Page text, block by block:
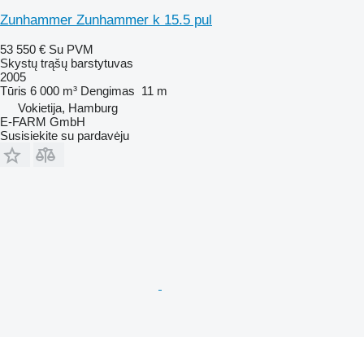
Zunhammer Zunhammer k 15.5 pul
53 550 € Su PVM
Skystų trąšų barstytuvas
2005
Tūris 6 000 m³ Dengimas 11 m
Vokietija, Hamburg
E-FARM GmbH
Susisiekite su pardavėju